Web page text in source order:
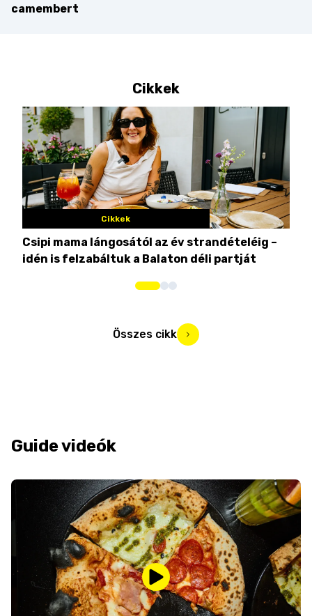
camembert
Cikkek
Cikkek
Csipi mama lángosától az év strandételéig –
idén is felzabáltuk a Balaton déli partját
Összes cikk
Guide videók